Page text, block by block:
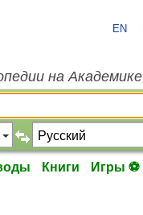
EN
на Академике
Книги Игры ⚽